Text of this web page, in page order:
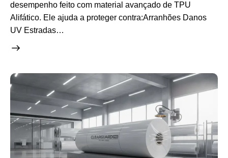
desempenho feito com material avançado de TPU
Alifático. Ele ajuda a proteger contra:Arranhões Danos
UV Estradas…